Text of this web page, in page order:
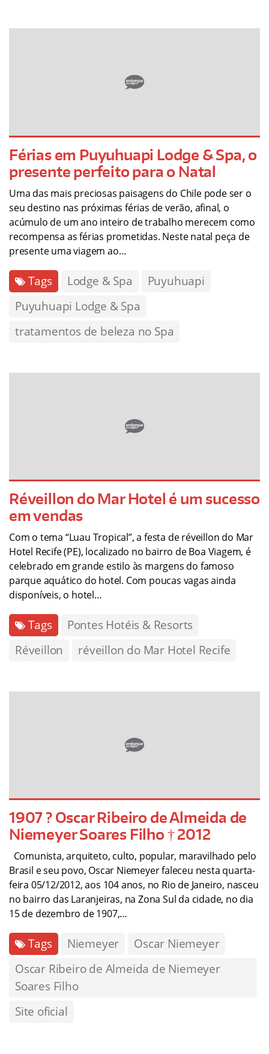
Férias em Puyuhuapi Lodge & Spa, o
presente perfeito para o Natal
Uma das mais preciosas paisagens do Chile pode ser o
seu destino nas próximas férias de verão, afinal, o
acúmulo de um ano inteiro de trabalho merecem como
recompensa as férias prometidas. Neste natal peça de
presente uma viagem ao…
Tags Lodge & Spa
Puyuhuapi
Puyuhuapi Lodge & Spa
tratamentos de beleza no Spa
Réveillon do Mar Hotel é um sucesso
em vendas
Com o tema “Luau Tropical”, a festa de réveillon do Mar
Hotel Recife (PE), localizado no bairro de Boa Viagem, é
celebrado em grande estilo às margens do famoso
parque aquático do hotel. Com poucas vagas ainda
disponíveis, o hotel…
Tags
Pontes Hotéis & Resorts
Réveillon
réveillon do Mar Hotel Recife
1907 ? Oscar Ribeiro de Almeida de
Niemeyer Soares Filho † 2012
Comunista, arquiteto, culto, popular, maravilhado pelo
Brasil e seu povo, Oscar Niemeyer faleceu nesta quarta-
feira 05/12/2012, aos 104 anos, no Rio de Janeiro, nasceu
no bairro das Laranjeiras, na Zona Sul da cidade, no dia
15 de dezembro de 1907,…
Tags Niemeyer
Oscar Niemeyer
Oscar Ribeiro de Almeida de Niemeyer
Soares Filho
Site oficial